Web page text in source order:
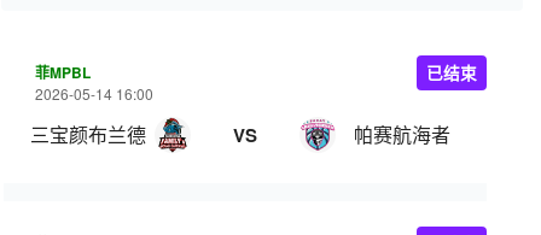
菲MPBL
2026-05-14 16:00
三宝颜布兰德 VS 帕赛航海者
已结束